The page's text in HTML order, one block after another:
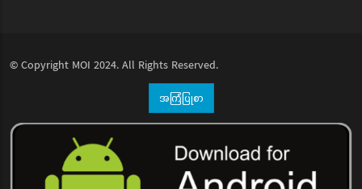
© Copyright MOI 2024. All Rights Reserved.
အကြံပြုစာ